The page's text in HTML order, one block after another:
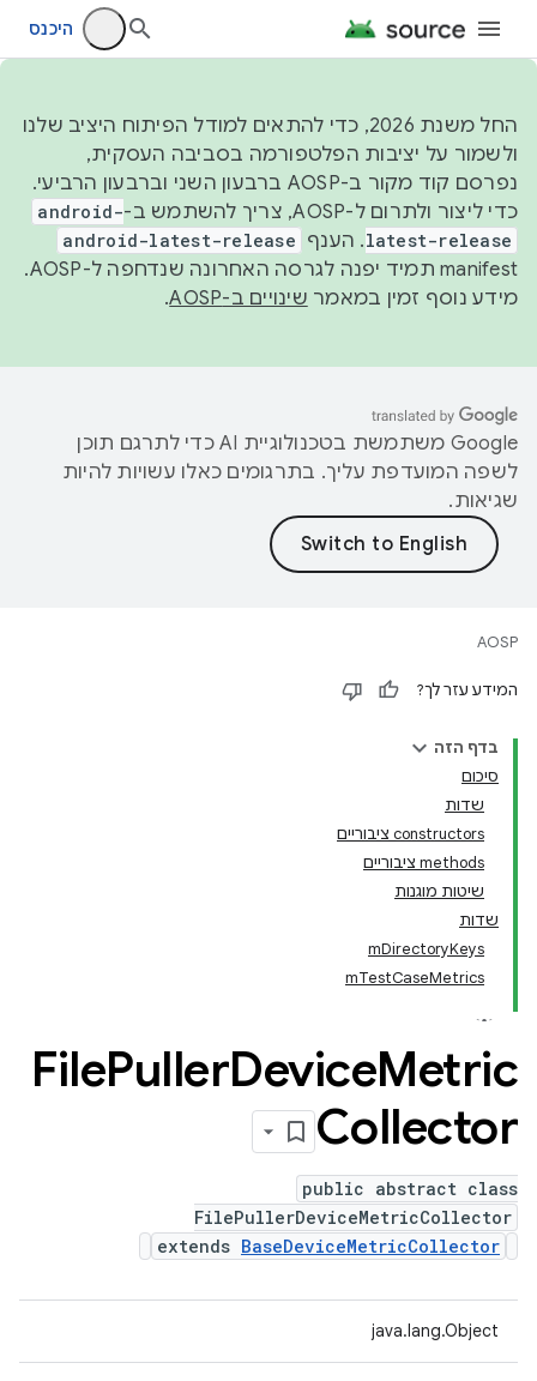
היכנס
החל משנת 2026, כדי להתאים למודל הפיתוח היציב שלנו
ולשמור על יציבות הפלטפורמה בסביבה העסקית,
נפרסם קוד מקור ב-AOSP ברבעון השני וברבעון הרביעי.
כדי ליצור ולתרום ל-AOSP, צריך להשתמש ב-
android-
latest-release. הענף android-latest-release
manifest תמיד יפנה לגרסה האחרונה שנדחפה ל-AOSP.
מידע נוסף זמין במאמר שינויים ב-AOSP .
‫Google משתמשת בטכנולוגיית AI כדי לתרגם תוכן
לשפה המועדפת עליך. בתרגומים כאלו עשויות להיות
שגיאות.
AOSP
המידע עזר לך?
בדף הזה
סיכום
שדות
‫constructors ציבוריים
‫methods ציבוריים
שיטות מוגנות
שדות
mDirectoryKeys
mTestCaseMetrics
FilePullerDeviceMetric
Collector
public abstract class
FilePullerDeviceMetricCollector
extends BaseDeviceMetricCollector
java.lang.Object